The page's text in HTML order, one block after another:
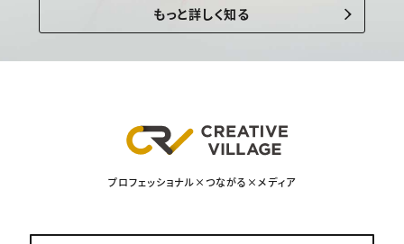
もっと詳しく知る
プロフェッショナル×つながる×メディア